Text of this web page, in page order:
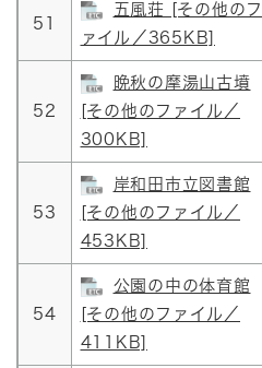
51
五風荘 [その他のフ
ァイル／365KB]
52
晩秋の摩湯山古墳
[その他のファイル／
300KB]
53
岸和田市立図書館
[その他のファイル／
453KB]
54
公園の中の体育館
[その他のファイル／
411KB]